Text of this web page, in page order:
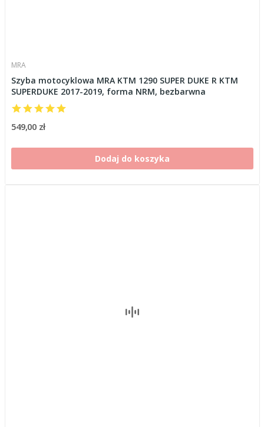
MRA
Szyba motocyklowa MRA KTM 1290 SUPER DUKE R KTM
SUPERDUKE 2017-2019, forma NRM, bezbarwna
549,00 zł
Dodaj do koszyka